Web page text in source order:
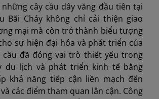
cây cầu dây văng đầu tiên tại
Bãi Cháy không chỉ cải thiện giao
mại mà còn trở thành biểu tượng
sự hiện đại hóa và phát triển của
cầu đã đóng vai trò thiết yếu trong
du lịch và phát triển kinh tế bằng
khả năng tiếp cận liền mạch đến
các điểm tham quan lân cận. Công